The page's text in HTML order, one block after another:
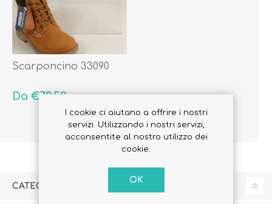
Scarponcino 33090
Da €79,50
CATEGORIE
I cookie ci aiutano a offrire i nostri
servizi. Utilizzando i nostri servizi,
acconsentite al nostro utilizzo dei
cookie.
OK